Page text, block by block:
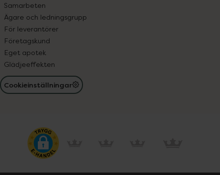
Samarbeten
Ägare och ledningsgrupp
För leverantörer
Företagskund
Eget apotek
Glädjeeffekten
Cookieinställningar